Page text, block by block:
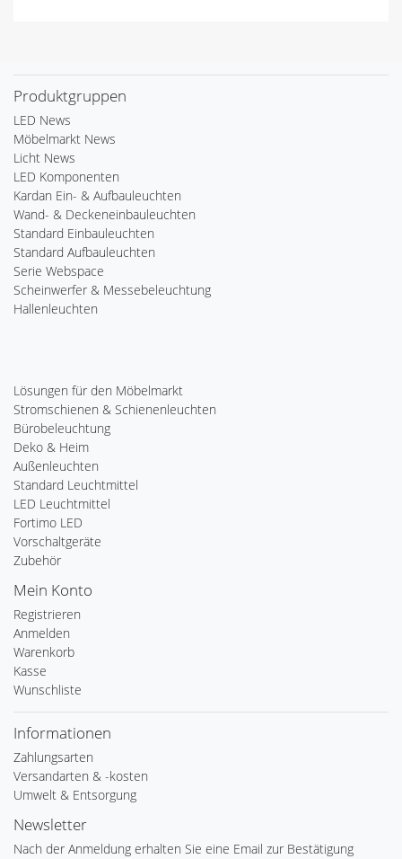
Produktgruppen
LED News
Möbelmarkt News
Licht News
LED Komponenten
Kardan Ein- & Aufbauleuchten
Wand- & Deckeneinbauleuchten
Standard Einbauleuchten
Standard Aufbauleuchten
Serie Webspace
Scheinwerfer & Messebeleuchtung
Hallenleuchten
Lösungen für den Möbelmarkt
Stromschienen & Schienenleuchten
Bürobeleuchtung
Deko & Heim
Außenleuchten
Standard Leuchtmittel
LED Leuchtmittel
Fortimo LED
Vorschaltgeräte
Zubehör
Mein Konto
Registrieren
Anmelden
Warenkorb
Kasse
Wunschliste
Informationen
Zahlungsarten
Versandarten & -kosten
Umwelt & Entsorgung
Newsletter
Nach der Anmeldung erhalten Sie eine Email zur Bestätigung